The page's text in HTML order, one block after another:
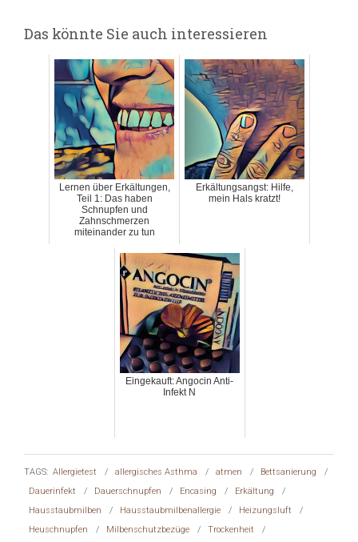
Das könnte Sie auch interessieren
Lernen über Erkältungen,
Teil 1: Das haben
Schnupfen und
Zahnschmerzen
miteinander zu tun
Erkältungsangst: Hilfe,
mein Hals kratzt!
Eingekauft: Angocin Anti-
Infekt N
TAGS: Allergietest / allergisches Asthma / atmen / Bettsanierung
/
Dauerinfekt
/ Dauerschnupfen / Encasing / Erkältung
/
Hausstaubmilben
/ Hausstaubmilbenallergie / Heizungsluft
/
Heuschnupfen
/ Milbenschutzbezüge / Trockenheit
/